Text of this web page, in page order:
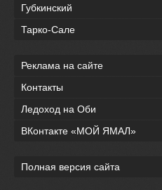
Губкинский
Тарко-Сале
Реклама на сайте
Контакты
Ледоход на Оби
ВКонтакте «МОЙ ЯМАЛ»
Полная версия сайта